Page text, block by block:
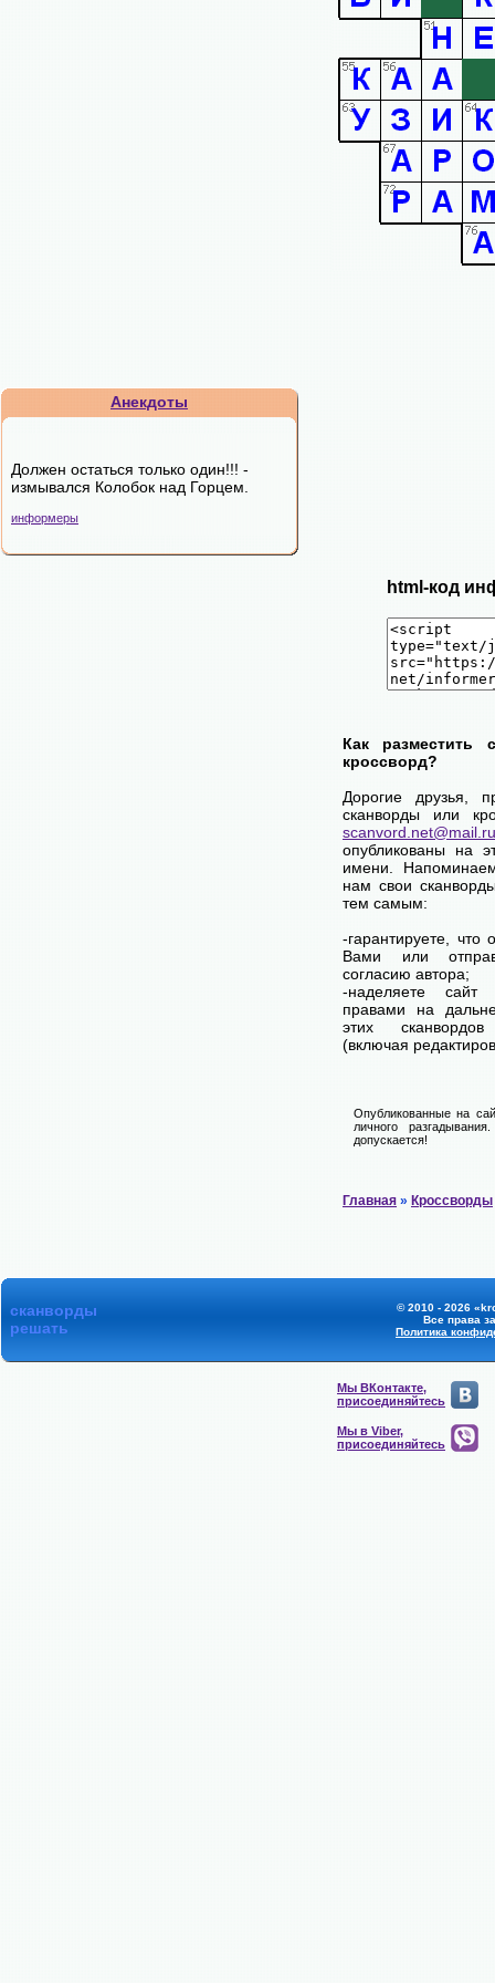
Анекдоты
Должен остаться только один!!! -
измывался Колобок над Горцем.
информеры
html-код
Как разместить
кроссворд?
Дорогие друзья,
сканворды или
scanvord.net@mail.ru
опубликованы на
имени.
нам свои
тем самым:
-гарантируете, что
Вами или
согласию автора;
-наделяете
правами на
этих
(включая
Опубликованные на
личного
допускается!
Главная » Кроссворды
сканворды
решать
© 2010 - 2026
Все права
Политика
Мы ВКонтакте,
присоединяйтесь
Мы в Viber,
присоединяйтесь